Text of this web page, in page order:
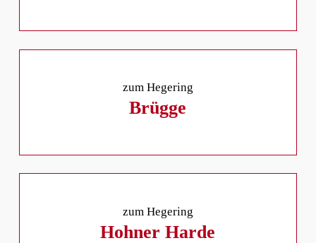
zum Hegering
Brügge
zum Hegering
Hohner Harde